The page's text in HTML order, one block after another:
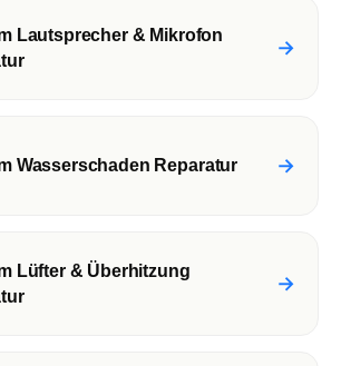
Lautsprecher & Mikrofon
→
Wasserschaden Reparatur →
Lüfter & Überhitzung
→